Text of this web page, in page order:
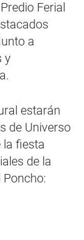
Ferial
a
y
estarán
de Universo
la fiesta
de la